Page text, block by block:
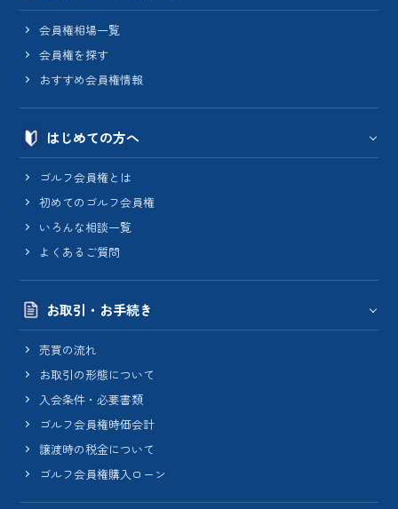
会員権相場一覧
会員権を探す
おすすめ会員権情報
はじめての方へ
ゴルフ会員権とは
初めてのゴルフ会員権
いろんな相談一覧
よくあるご質問
お取引・お手続き
売買の流れ
お取引の形態について
入会条件・必要書類
ゴルフ会員権時価会計
譲渡時の税金について
ゴルフ会員権購入ローン